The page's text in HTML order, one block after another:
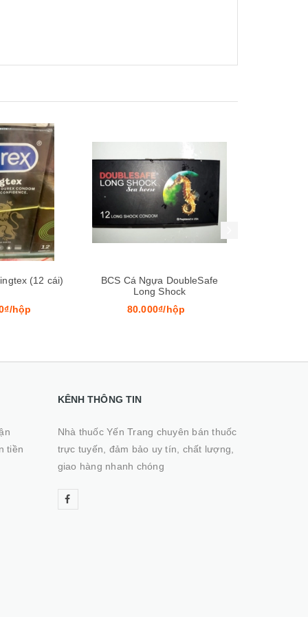
Xem nhanh Xem nhanh
(12 cái)
hộp
BCS Cá Ngựa DoubleSafe
Long Shock
80.000₫/hộp
tiền
KÊNH THÔNG TIN
Nhà thuốc Yến Trang chuyên bán thuốc
trực tuyến, đảm bảo uy tín, chất lượng,
giao hàng nhanh chóng